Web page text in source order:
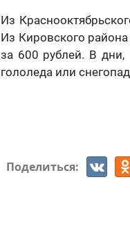
Из
Из Кировского
за 600 рублей. В
гололеда или
Поделиться: